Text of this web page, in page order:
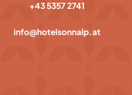
+43 5357 2741
info@hotelsonnalp.at